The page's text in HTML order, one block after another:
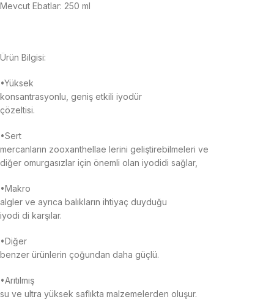
Mevcut Ebatlar: 250 ml
Ürün Bilgisi:
•Yüksek
konsantrasyonlu, geniş etkili iyodür
çözeltisi.
•Sert
mercanların zooxanthellae lerini geliştirebilmeleri ve
diğer omurgasızlar için önemli olan iyodidi sağlar,
•Makro
algler ve ayrıca balıkların ihtiyaç duyduğu
iyodi di karşılar.
•Diğer
benzer ürünlerin çoğundan daha güçlü.
•Arıtılmış
su ve ultra yüksek saflıkta malzemelerden oluşur.